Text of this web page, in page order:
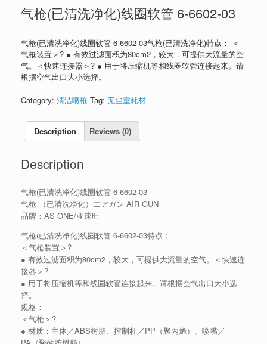
气枪(已清洗净化)线圈软管 6-6602-03
气枪(已清洗净化)线圈软管 6-6602-03气枪(已清洗净化)特点： ＜
气枪装置＞? ● 有效过滤面积为80cm2，较大，可提供大流量的空
气。＜快速连接器＞? ● 用于将压缩机等和线圈软管连接起来。请
根据空气出口大小选择。
Category: 清洁喷枪 Tag: 无尘室耗材
Description Reviews (0)
Description
气枪(已清洗净化)线圈软管 6-6602-03
气枪 （已清洗净化）エアガン AIR GUN
品牌：AS ONE/亚速旺
气枪(已清洗净化)线圈软管 6-6602-03特点：
＜气枪装置＞?
● 有效过滤面积为80cm2，较大，可提供大流量的空气。＜快速连
接器＞?
● 用于将压缩机等和线圈软管连接起来。请根据空气出口大小选
择。
规格：
＜气枪＞?
● 材质：主体／ABS树脂、控制杆／PP（聚丙烯）、喷嘴／